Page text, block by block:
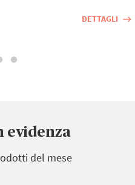
DETTAGLI east
evidenza
del mese